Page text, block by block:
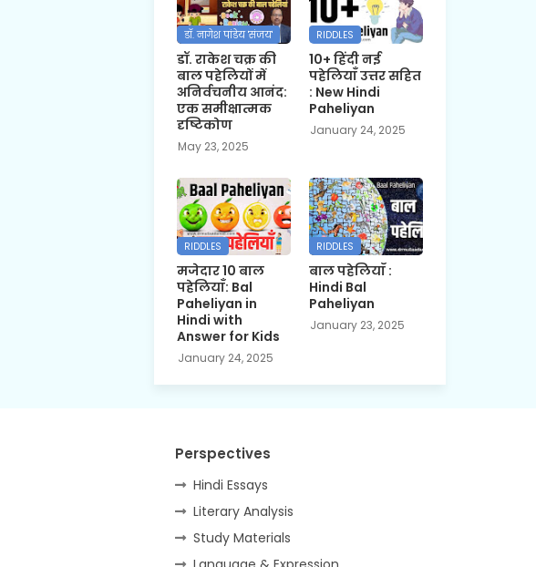
डॉ. नागेश पांडेय 'संजय'
डॉ. राकेश चक्र की
बाल पहेलियों में
अनिर्वचनीय आनंद:
एक समीक्षात्मक
दृष्टिकोण
May 23, 2025
RIDDLES
10+ हिंदी नई
पहेलियाँ उत्तर सहित
: New Hindi
Paheliyan
January 24, 2025
RIDDLES
मजेदार 10 बाल
पहेलियाँ: Bal
Paheliyan in
Hindi with
Answer for Kids
January 24, 2025
RIDDLES
बाल पहेलियाँ :
Hindi Bal
Paheliyan
January 23, 2025
Perspectives
Hindi Essays
Literary Analysis
Study Materials